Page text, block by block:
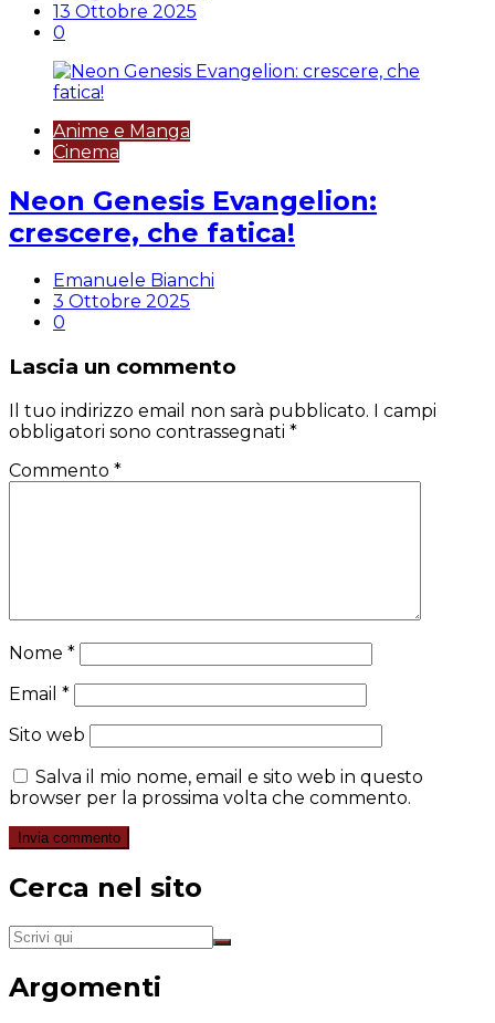
13 Ottobre 2025
0
Anime e Manga
Cinema
Neon Genesis Evangelion:
crescere, che fatica!
Emanuele Bianchi
3 Ottobre 2025
0
Lascia un commento
Il tuo indirizzo email non sarà pubblicato. I campi
obbligatori sono contrassegnati *
Commento *
Nome *
Email *
Sito web
Salva il mio nome, email e sito web in questo
browser per la prossima volta che commento.
Cerca nel sito
Argomenti